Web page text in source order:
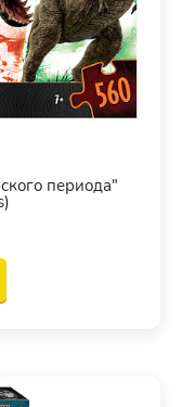
периода"